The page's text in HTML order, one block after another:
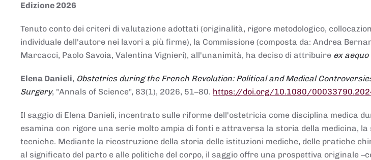
Edizione 2026
Tenuto conto dei criteri di valutazione adottati (originalità, rigore metodologico,
individuale dell'autore nei lavori a più firme), la Commissione (composta da: Andrea
Marcacci, Paolo Savoia, Valentina Vignieri), all'unanimità, ha deciso di attribuire ex aequo
Elena Danieli, Obstetrics during the French Revolution: Political and Medical
Surgery, "Annals of Science", 83(1), 2026, 51–80. https://doi.org/10.1080/
Il saggio di Elena Danieli, incentrato sulle riforme dell'ostetricia come disciplina medica
esamina con rigore una serie molto ampia di fonti e attraversa la storia della medicina,
tecniche. Mediante la ricostruzione della storia delle istituzioni mediche, delle pratiche
al significato del parto e alle politiche del corpo, il saggio offre una prospettiva originale